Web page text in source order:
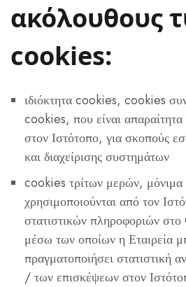
ακόλουθους
cookies:
ιδιόκτητα cookies, cookies
cookies, που είναι απαραίτητα
στον Ιστότοπο, για σκοπούς
και διαχείρισης συστημάτων
cookies τρίτων μερών,
χρησιμοποιούνται από τον
στατιστικών πληροφοριών
μέσω των οποίων η Εταιρεία
πραγματοποιήσει στατιστική
/ των επισκέψεων στον